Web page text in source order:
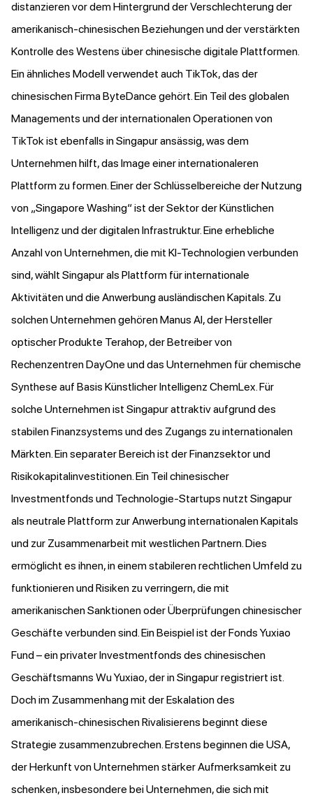
distanzieren vor dem Hintergrund der Verschlechterung der
amerikanisch-chinesischen Beziehungen und der verstärkten
Kontrolle des Westens über chinesische digitale Plattformen.
Ein ähnliches Modell verwendet auch TikTok, das der
chinesischen Firma ByteDance gehört. Ein Teil des globalen
Managements und der internationalen Operationen von
TikTok ist ebenfalls in Singapur ansässig, was dem
Unternehmen hilft, das Image einer internationaleren
Plattform zu formen. Einer der Schlüsselbereiche der Nutzung
von „Singapore Washing“ ist der Sektor der Künstlichen
Intelligenz und der digitalen Infrastruktur. Eine erhebliche
Anzahl von Unternehmen, die mit KI-Technologien verbunden
sind, wählt Singapur als Plattform für internationale
Aktivitäten und die Anwerbung ausländischen Kapitals. Zu
solchen Unternehmen gehören Manus AI, der Hersteller
optischer Produkte Terahop, der Betreiber von
Rechenzentren DayOne und das Unternehmen für chemische
Synthese auf Basis Künstlicher Intelligenz ChemLex. Für
solche Unternehmen ist Singapur attraktiv aufgrund des
stabilen Finanzsystems und des Zugangs zu internationalen
Märkten. Ein separater Bereich ist der Finanzsektor und
Risikokapitalinvestitionen. Ein Teil chinesischer
Investmentfonds und Technologie-Startups nutzt Singapur
als neutrale Plattform zur Anwerbung internationalen Kapitals
und zur Zusammenarbeit mit westlichen Partnern. Dies
ermöglicht es ihnen, in einem stabileren rechtlichen Umfeld zu
funktionieren und Risiken zu verringern, die mit
amerikanischen Sanktionen oder Überprüfungen chinesischer
Geschäfte verbunden sind. Ein Beispiel ist der Fonds Yuxiao
Fund – ein privater Investmentfonds des chinesischen
Geschäftsmanns Wu Yuxiao, der in Singapur registriert ist.
Doch im Zusammenhang mit der Eskalation des
amerikanisch-chinesischen Rivalisierens beginnt diese
Strategie zusammenzubrechen. Erstens beginnen die USA,
der Herkunft von Unternehmen stärker Aufmerksamkeit zu
schenken, insbesondere bei Unternehmen, die sich mit